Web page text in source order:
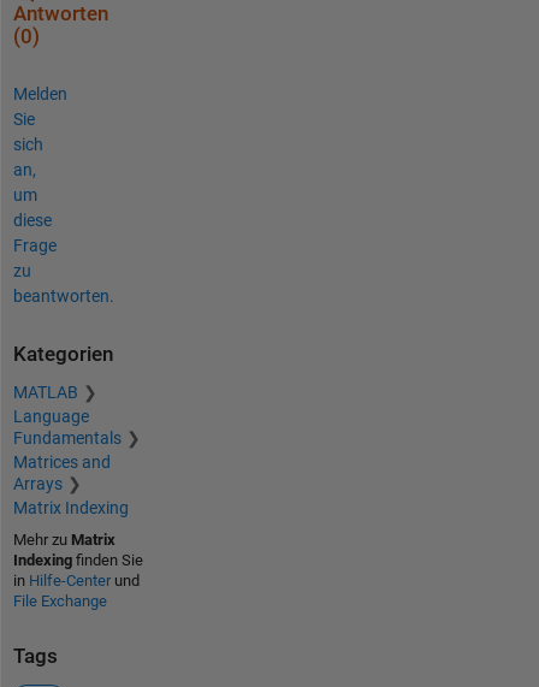
Antworten
(0)
Melden
Sie
sich
an,
um
diese
Frage
zu
beantworten.
Kategorien
MATLAB
Language
Fundamentals
Matrices and
Arrays
Matrix Indexing
Mehr zu Matrix
Indexingfinden Sie
in Hilfe-Centerund
File Exchange
Tags